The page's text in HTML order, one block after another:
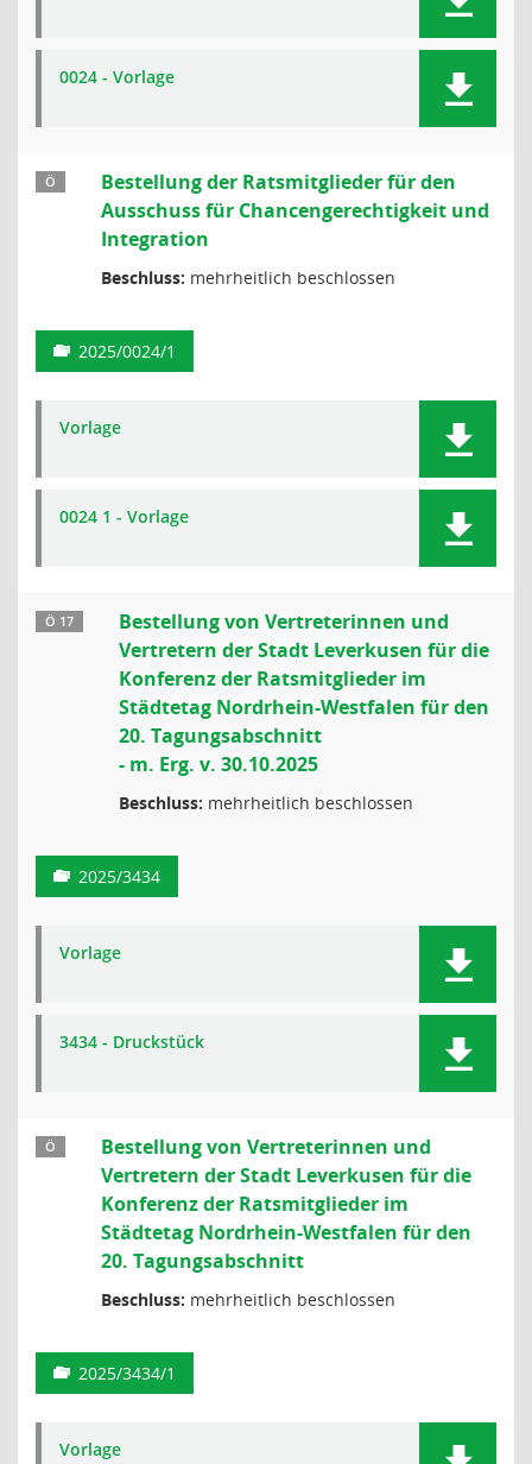
0024 - Vorlage
Ö
Bestellung der Ratsmitglieder für den
Ausschuss für Chancengerechtigkeit und
Integration
Beschluss: mehrheitlich beschlossen
2025/0024/1
Vorlage
0024 1 - Vorlage
Ö 17
Bestellung von Vertreterinnen und
Vertretern der Stadt Leverkusen für die
Konferenz der Ratsmitglieder im
Städtetag Nordrhein-Westfalen für den
20. Tagungsabschnitt
- m. Erg. v. 30.10.2025
Beschluss: mehrheitlich beschlossen
2025/3434
Vorlage
3434 - Druckstück
Ö
Bestellung von Vertreterinnen und
Vertretern der Stadt Leverkusen für die
Konferenz der Ratsmitglieder im
Städtetag Nordrhein-Westfalen für den
20. Tagungsabschnitt
Beschluss: mehrheitlich beschlossen
2025/3434/1
Vorlage